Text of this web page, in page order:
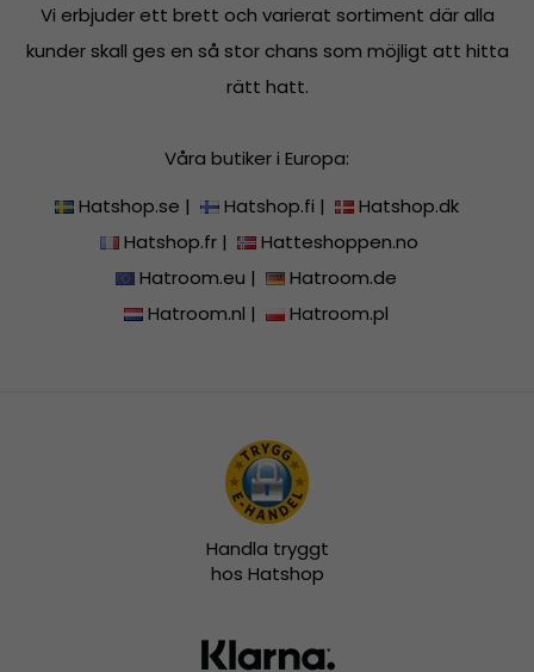
Vi erbjuder ett brett och varierat sortiment där alla
kunder skall ges en så stor chans som möjligt att hitta
rätt hatt.
Våra butiker i Europa:
Hatshop.se | Hatshop.fi |
Hatshop.dk
Hatshop.fr|
Hatteshoppen.no
Hatroom.eu |
Hatroom.de
Hatroom.nl | Hatroom.pl
Handla tryggt
hos Hatshop